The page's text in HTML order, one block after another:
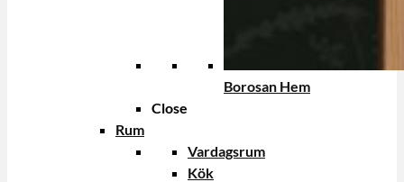
Borosan Hem
Close
Rum
Vardagsrum
Kök